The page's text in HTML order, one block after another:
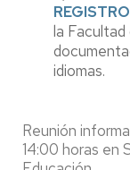
la Facultad
idiomas.
Reunión
14:00 horas en